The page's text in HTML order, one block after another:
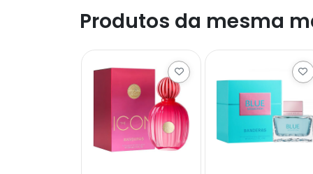
Produtos da mesma